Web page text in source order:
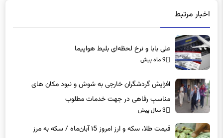
اخبار مرتبط
علی‌ بابا و نرخ لحظه‌ای بلیط هواپیما
9 ماه پیش
افزایش گردشگران خارجی به شوش و نبود مکان های
مناسبِ رفاهی در جهت خدمات مطلوب
3 سال پیش
قیمت طلا، سکه و ارز امروز ۱5 آبان‌ماه / سکه به مرز